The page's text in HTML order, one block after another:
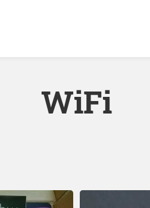
WiFi